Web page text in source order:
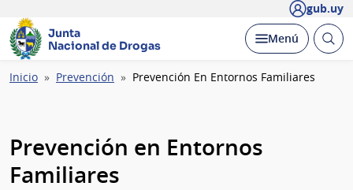
gub.uy
Junta
Nacional de Drogas
Desplegar
Menú Abrir
Ruta
Inicio Prevención Prevención En Entornos Familiares
Prevención en Entornos
Familiares